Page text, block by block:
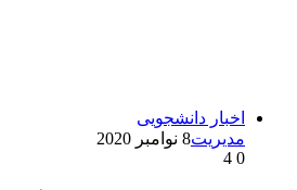
اخبار دانشجویی
مدیریت8 نوامبر 2020
0